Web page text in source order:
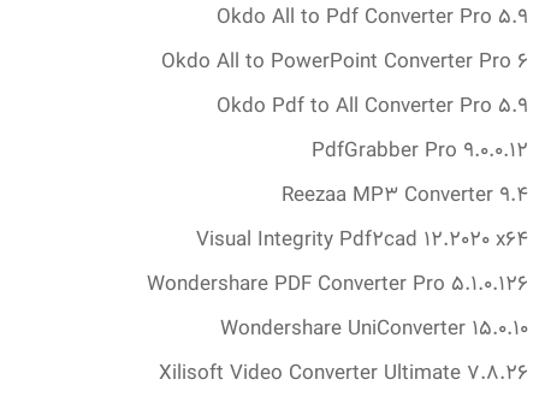
Okdo All to Pdf Converter Pro 5.‎9
Okdo All to PowerPoint Converter Pro 6
Okdo Pdf to All Converter Pro 5.‎9
PdfGrabber Pro 9.‎0.‎0.‎12
Reezaa MP3 Converter 9.‎4
Visual Integrity Pdf2cad 12.‎2020 x64
Wondershare PDF Converter Pro 5.‎1.‎0.‎126
Wondershare UniConverter 15.‎0.‎10
Xilisoft Video Converter Ultimate 7.‎8.‎26